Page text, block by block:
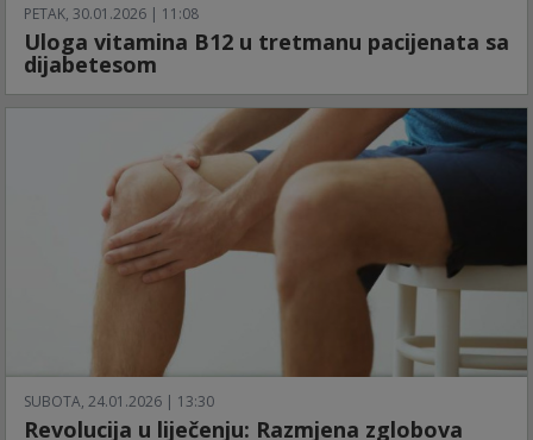
PETAK, 30.01.2026 | 11:08
Uloga vitamina B12 u tretmanu pacijenata sa
dijabetesom
SUBOTA, 24.01.2026 | 13:30
Revolucija u liječenju: Razmjena zglobova